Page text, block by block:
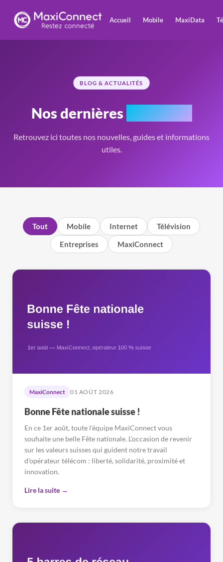
Accueil Mobile MaxiData
BLOG & ACTUALITÉS
Nos dernières actualités
Retrouvez ici toutes nos nouvelles, guides et informations
utiles.
Tout Mobile Internet
Télévision
Entreprises
MaxiConnect
MaxiConnect 01 AOÛT 2026
Bonne Fête nationale suisse !
En ce 1er août, toute l'équipe MaxiConnect vous
souhaite une belle Fête nationale. L'occasion de revenir
sur les valeurs suisses qui guident notre travail
d'opérateur télécom : liberté, solidarité, proximité et
innovation.
Lire la suite →